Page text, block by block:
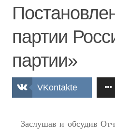
партии
партии»
VKontakte
Заслушав и обсудив